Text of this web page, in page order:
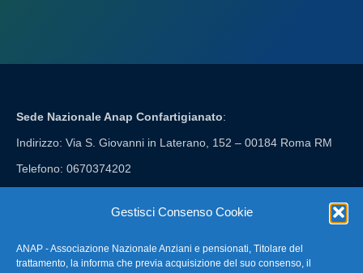
Gestisci Consenso Cookie
ANAP - Associazione Nazionale Anziani e pensionati, Titolare del
trattamento, la informa che previa acquisizione del suo consenso, il
Sede Nazionale Anap Confartigianato:
Indirizzo: Via S. Giovanni in Laterano, 152 – 00184 Roma RM
Telefono: 0670374202
FAQ – Domande Frequenti